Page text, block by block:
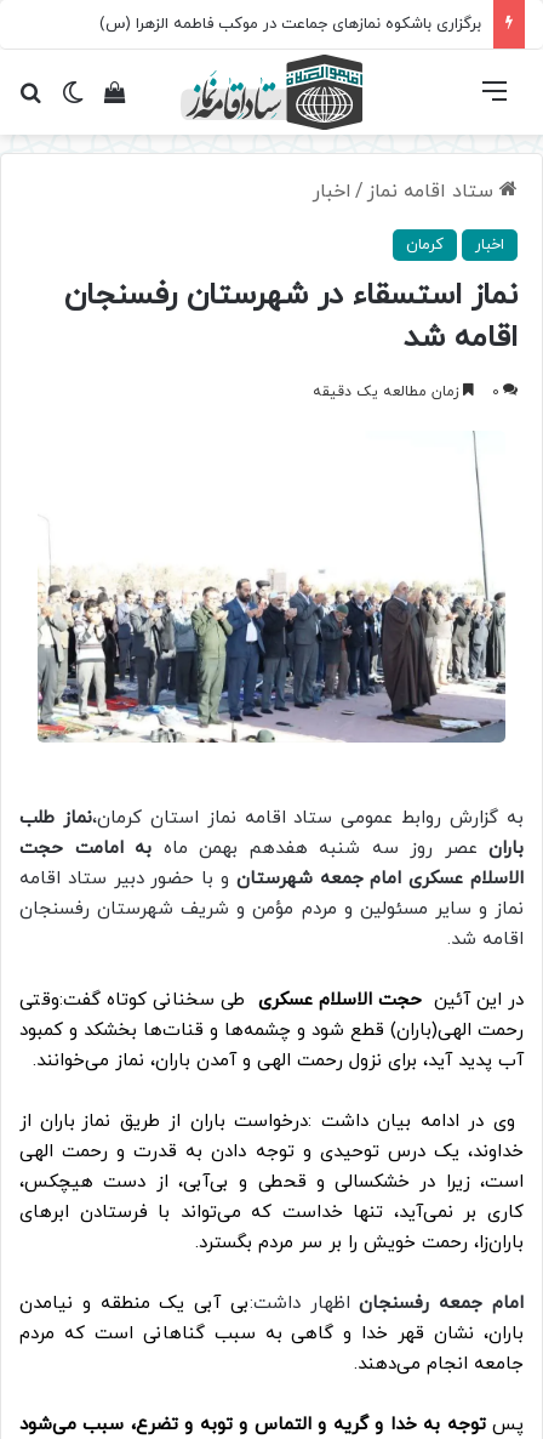
برگزاری باشکوه نمازهای جماعت در موکب فاطمه الزهرا (س)
تغییرمشاهده فهرست
ستاد اقامه نماز / اخبار
اخبار کرمان
نماز استسقاء در شهرستان رفسنجان
اقامه شد
0 زمان مطالعه یک دقیقه
به گزارش روابط عمومی ستاد اقامه نماز استان کرمان،نماز طلب
باران عصر روز سه شنبه هفدهم بهمن ماه به امامت حجت
الاسلام عسکری امام جمعه شهرستان و با حضور دبیر ستاد اقامه
نماز و سایر مسئولین و مردم مؤمن و شریف شهرستان رفسنجان
اقامه شد.
در این آئین حجت الاسلام عسکری طی سخنانی کوتاه گفت:وقتی
رحمت الهی(باران) قطع شود و چشمه‌ها و قنات‌ها بخشکد و کمبود
آب پدید آید، برای نزول رحمت الهی و آمدن باران، نماز می‌خوانند.
وی در ادامه بیان داشت :درخواست باران از طریق نماز باران از
خداوند، یک درستوحیدی و توجه دادن به قدرتو رحمت الهی
است، زیرا در خشکسالیو قحطی و بی‌آبی، از دست هیچکس،
کاری‌ بر نمی‌آید، تنها خداست که می‌تواند با فرستادن ابرهای
باران‌زا، رحمت‌ خویش را بر سر مردم بگسترد.
امام جمعه رفسنجاناظهار داشت:بی آبی یک منطقه و نیامدن
باران، نشان قهر خدا و گاهی به سبب‌گناهانی است که مردم
جامعه انجام می‌دهند.
پستوجه بهخدا وگریه‌ والتماس وتوبه وتضرع، سببمی‌شود